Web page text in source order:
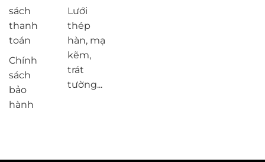
sách
thanh
toán
Chính
sách
bảo
hành
Lưới
thép
hàn, mạ
kẽm,
trát
tường...